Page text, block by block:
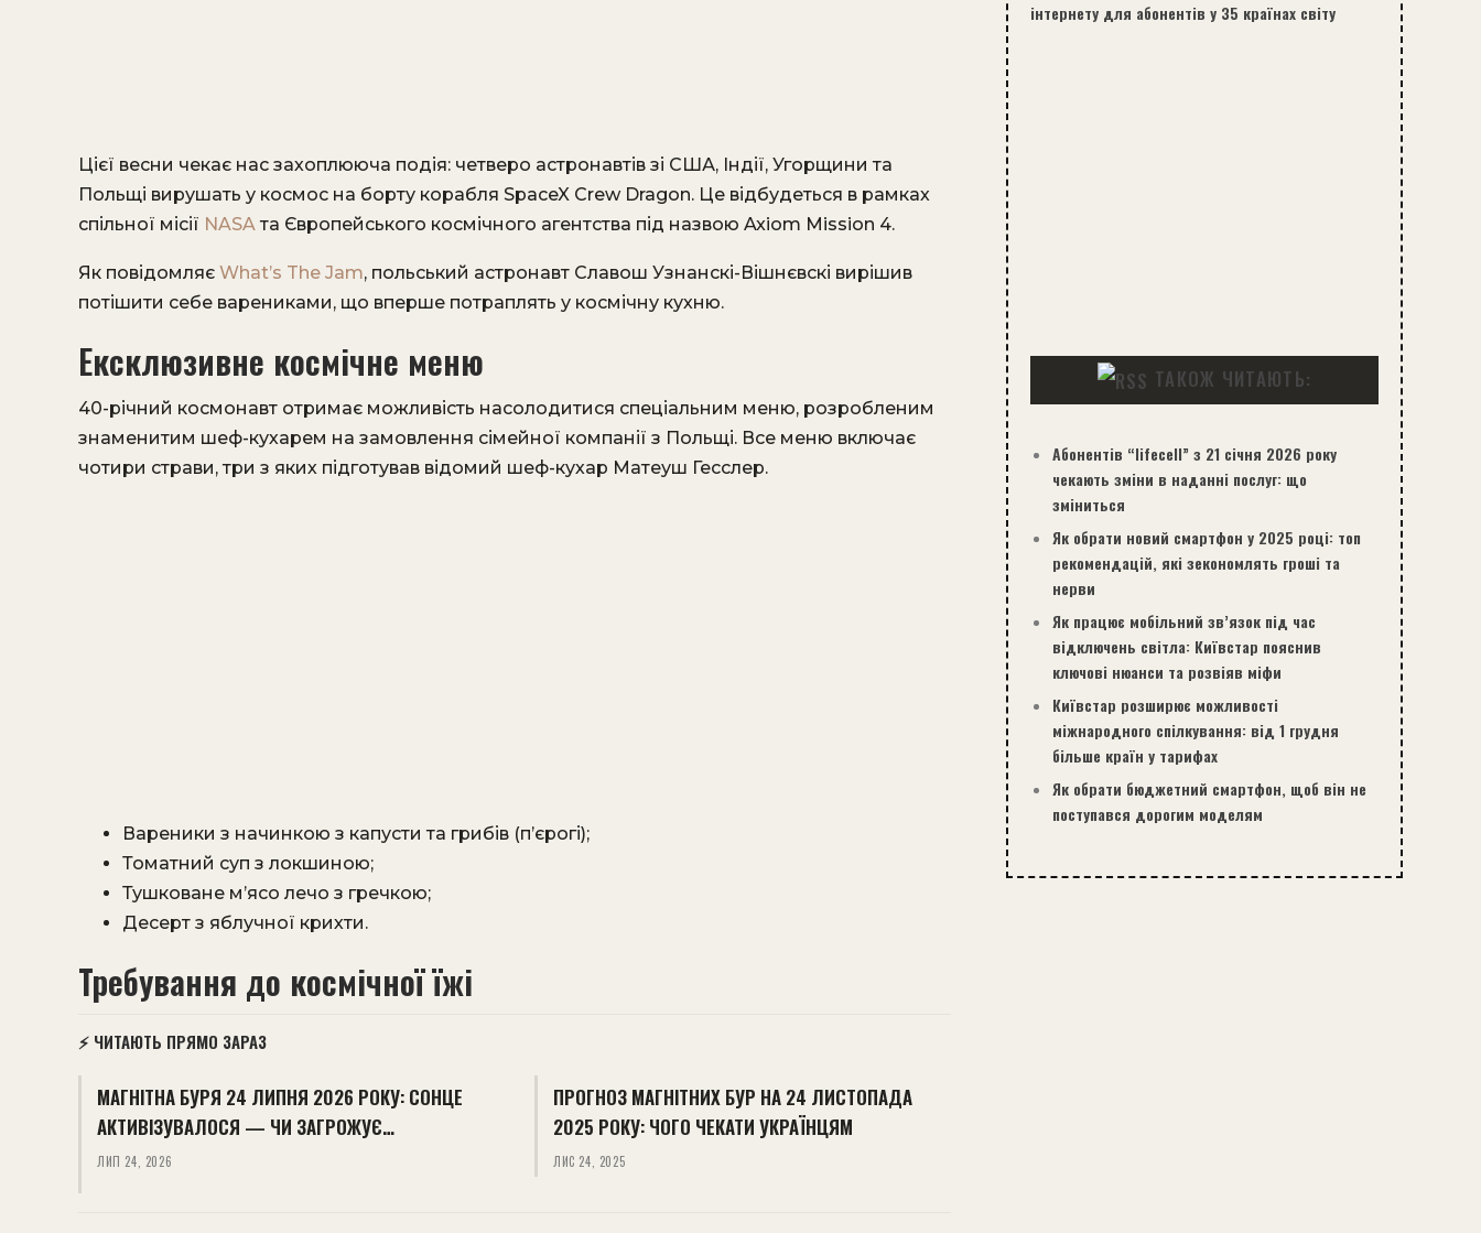
Цієї весни чекає нас захоплююча подія: четверо астронавтів зі США, Індії, Угорщини та
Польщі вирушать у космос на борту корабля SpaceX Crew Dragon. Це відбудеться в рамках
спільної місії NASAта Європейського космічного агентства під назвою Axiom Mission 4.
Як повідомляє What’s The Jam, польський астронавт Славош Узнанскі-Вішнєвскі вирішив
потішити себе варениками, що вперше потраплять у космічну кухню.
Ексклюзивне космічне меню
40-річний космонавт отримає можливість насолодитися спеціальним меню, розробленим
знаменитим шеф-кухарем на замовлення сімейної компанії з Польщі. Все меню включає
чотири страви, три з яких підготував відомий шеф-кухар Матеуш Гесслер.
Вареники з начинкою з капусти та грибів (п’єрогі);
Томатний суп з локшиною;
Тушковане м’ясо лечо з гречкою;
Десерт з яблучної крихти.
Требування до космічної їжі
⚡ ЧИТАЮТЬ ПРЯМО ЗАРАЗ
МАГНІТНА БУРЯ 24 ЛИПНЯ 2026 РОКУ: СОНЦЕ
АКТИВІЗУВАЛОСЯ — ЧИ ЗАГРОЖУЄ…
ЛИП 24, 2026
ПРОГНОЗ МАГНІТНИХ БУР НА 24 ЛИСТОПАДА
2025 РОКУ: ЧОГО ЧЕКАТИ УКРАЇНЦЯМ
ЛИС 24, 2025
інтернету для абонентів у 35 країнах світу
ТАКОЖ ЧИТАЮТЬ:
Абонентів “lifecell” з 21 січня 2026 року
чекають зміни в наданні послуг: що
зміниться
Як обрати новий смартфон у 2025 році: топ
рекомендацій, які зекономлять гроші та
нерви
Як працює мобільний зв’язок під час
відключень світла: Київстар пояснив
ключові нюанси та розвіяв міфи
Київстар розширює можливості
міжнародного спілкування: від 1 грудня
більше країн у тарифах
Як обрати бюджетний смартфон, щоб він не
поступався дорогим моделям